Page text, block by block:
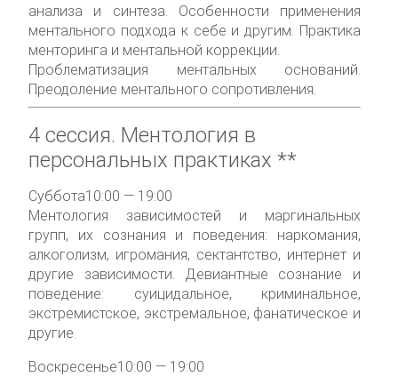
анализа и синтеза. Особенности применения
ментального подхода к себе и другим. Практика
менторинга и ментальной коррекции.
Проблематизация ментальных оснований.
Преодоление ментального сопротивления.
4 сессия. Ментология в
персональных практиках **
Суббота10:00 — 19:00
Ментология зависимостей и маргинальных
групп, их сознания и поведения: наркомания,
алкоголизм, игромания, cектантство, интернет и
другие зависимости. Девиантные сознание и
поведение: суицидальное, криминальное,
экстремистское, экстремальное, фанатическое и
другие.
Воскресенье10:00 — 19:00